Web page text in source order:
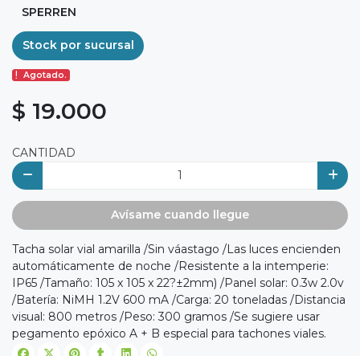
SPERREN
Stock por sucursal
Agotado.
$ 19.000
CANTIDAD
Avísame cuando llegue
Tacha solar vial amarilla /Sin váastago /Las luces encienden
automáticamente de noche /Resistente a la intemperie:
IP65 /Tamaño: 105 x 105 x 22?±2mm) /Panel solar: 0.3w 2.0v
/Batería: NiMH 1.2V 600 mA /Carga: 20 toneladas /Distancia
visual: 800 metros /Peso: 300 gramos /Se sugiere usar
pegamento epóxico A + B especial para tachones viales.